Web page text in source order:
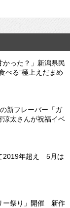
かった？」新潟県民
べる”極上えだまめ
新フレーバー「ガ
太さんが祝福イベ
2019年超え 5月は
ー祭り」開催 新作